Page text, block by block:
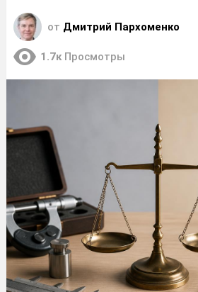
от Дмитрий Пархоменко
1.7к Просмотры